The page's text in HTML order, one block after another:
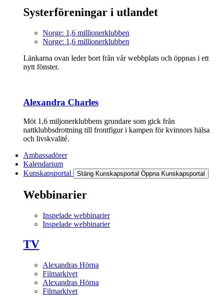
Systerföreningar i utlandet
Norge: 1,6 millionerklubben
Norge: 1,6 millionerklubben
Länkarna ovan leder bort från vår webbplats och öppnas i ett
nytt fönster.
Alexandra Charles
Möt 1,6 miljonerklubbens grundare som gick från
nattklubbsdrottning till frontfigur i kampen för kvinnors hälsa
och livskvalité.
Ambassadörer
Kalendarium
Kunskapsportal
Stäng Kunskapsportal Öppna Kunskapsportal
Webbinarier
Inspelade webbinarier
Inspelade webbinarier
TV
Alexandras Hörna
Filmarkivet
Alexandras Hörna
Filmarkivet